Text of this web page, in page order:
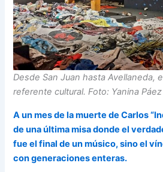
Desde San Juan hasta Avellaneda,
referente cultural. Foto: Yanina Páez
A un mes de la muerte de Carlos
de una última misa donde el
fue el final de un músico, sino el
con generaciones enteras.